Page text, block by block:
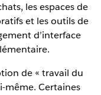
les espaces de
et les outils de
d’interface
de « travail du
même. Certaines